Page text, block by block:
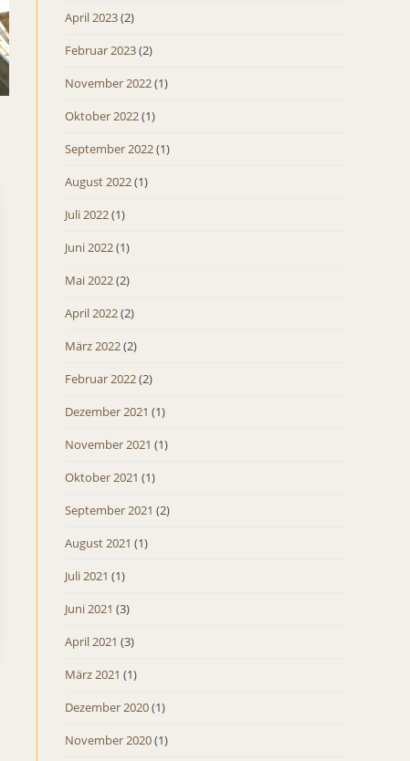
April 2023(2)
Februar 2023(2)
November 2022(1)
Oktober 2022(1)
September 2022(1)
August 2022(1)
Juli 2022(1)
Juni 2022(1)
Mai 2022(2)
April 2022(2)
März 2022(2)
Februar 2022(2)
Dezember 2021 (1)
November 2021 (1)
Oktober 2021 (1)
September 2021 (2)
August 2021 (1)
Juli 2021 (1)
Juni 2021 (3)
April 2021 (3)
März 2021 (1)
Dezember 2020(1)
November 2020(1)